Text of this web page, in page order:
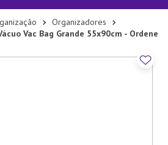
Organizadores
Vac Bag Grande 55x90cm - Ordene